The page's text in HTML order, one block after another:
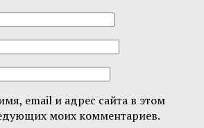
email и адрес сайта в этом
моих комментариев.